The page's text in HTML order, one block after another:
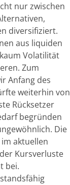
nur zwischen
diversifiziert.
aus liquiden
Volatilität
Zum
Anfang des
weiterhin von
Rücksetzer
begründen
Die
aktuellen
Kursverluste
bei.